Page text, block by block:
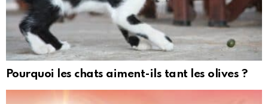
Pourquoi les chats aiment-ils tant les olives ?